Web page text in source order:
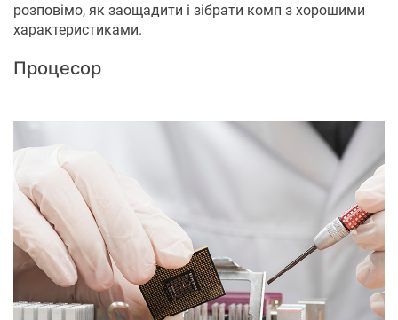
розповімо, як заощадити і зібрати комп з хорошими
характеристиками.
Процесор